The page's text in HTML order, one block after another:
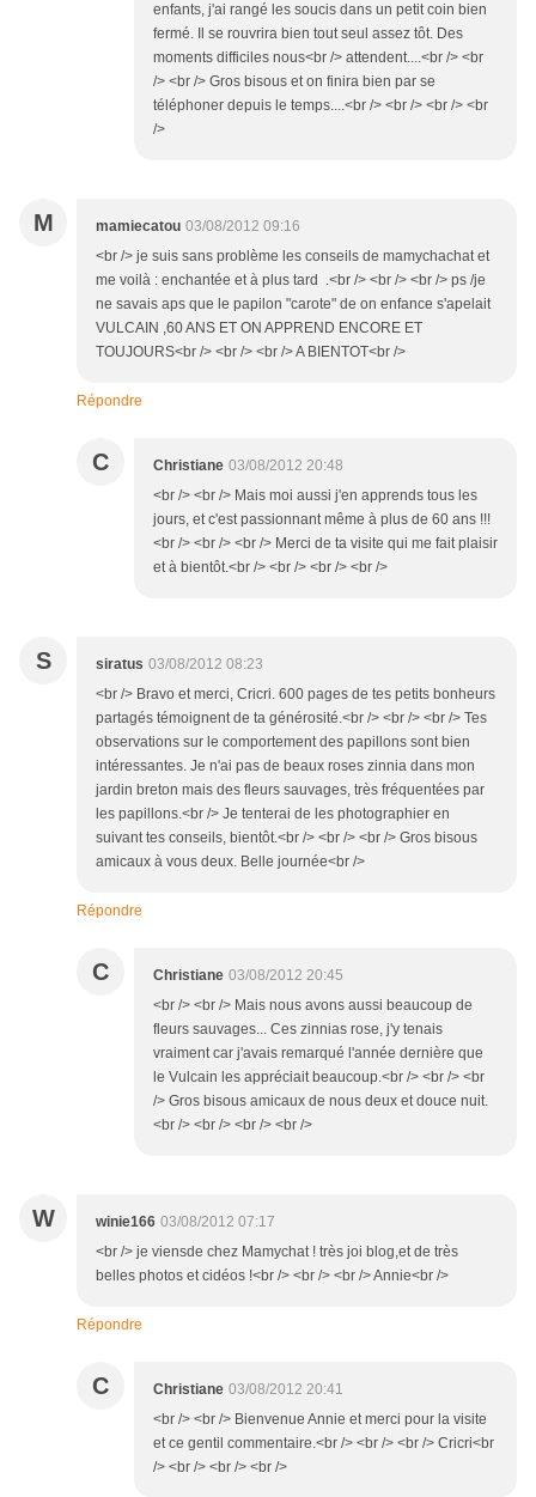
enfants, j'ai rangé les soucis dans un petit coin bien
fermé. Il se rouvrira bien tout seul assez tôt. Des
moments difficiles nous<br /> attendent....<br /> <br
/> <br /> Gros bisous et on finira bien par se
téléphoner depuis le temps....<br /> <br /> <br /> <br
/>
M mamiecatou 03/08/2012 09:16
<br /> je suis sans problème les conseils de mamychachat et
me voilà : enchantée et à plus tard .<br /> <br /> <br /> ps /je
ne savais aps que le papilon "carote" de on enfance s'apelait
VULCAIN ,60 ANS ET ON APPREND ENCORE ET
TOUJOURS<br /> <br /> <br /> A BIENTOT<br />
Répondre
C Christiane 03/08/2012 20:48
<br /> <br /> Mais moi aussi j'en apprends tous les
jours, et c'est passionnant même à plus de 60 ans !!!
<br /> <br /> <br /> Merci de ta visite qui me fait plaisir
et à bientôt.<br /> <br /> <br /> <br />
S siratus 03/08/2012 08:23
<br /> Bravo et merci, Cricri. 600 pages de tes petits bonheurs
partagés témoignent de ta générosité.<br /> <br /> <br /> Tes
observations sur le comportement des papillons sont bien
intéressantes. Je n'ai pas de beaux roses zinnia dans mon
jardin breton mais des fleurs sauvages, très fréquentées par
les papillons.<br /> Je tenterai de les photographier en
suivant tes conseils, bientôt.<br /> <br /> <br /> Gros bisous
amicaux à vous deux. Belle journée<br />
Répondre
C Christiane 03/08/2012 20:45
<br /> <br /> Mais nous avons aussi beaucoup de
fleurs sauvages... Ces zinnias rose, j'y tenais
vraiment car j'avais remarqué l'année dernière que
le Vulcain les appréciait beaucoup.<br /> <br /> <br
/> Gros bisous amicaux de nous deux et douce nuit.
<br /> <br /> <br /> <br />
W winie166 03/08/2012 07:17
<br /> je viensde chez Mamychat ! très joi blog,et de très
belles photos et cidéos !<br /> <br /> <br /> Annie<br />
Répondre
C Christiane 03/08/2012 20:41
<br /> <br /> Bienvenue Annie et merci pour la visite
et ce gentil commentaire.<br /> <br /> <br /> Cricri<br
/> <br /> <br /> <br />